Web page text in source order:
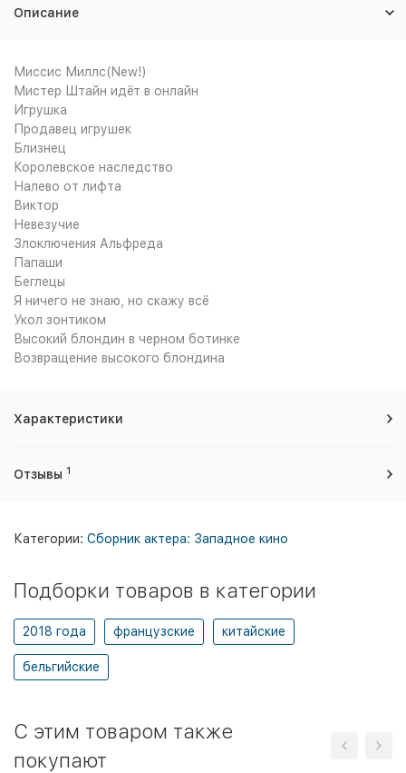
Описание
Миссис Миллс(New!)
Мистер Штайн идёт в онлайн
Игрушка
Продавец игрушек
Близнец
Королевское наследство
Налево от лифта
Виктор
Невезучие
Злоключения Альфреда
Папаши
Беглецы
Я ничего не знаю, но скажу всё
Укол зонтиком
Высокий блондин в черном ботинке
Возвращение высокого блондина
Характеристики
Отзывы 1
Категории: Сборник актера: Западное кино
Подборки товаров в категории
2018 года французские китайские
бельгийские
C этим товаром также
покупают